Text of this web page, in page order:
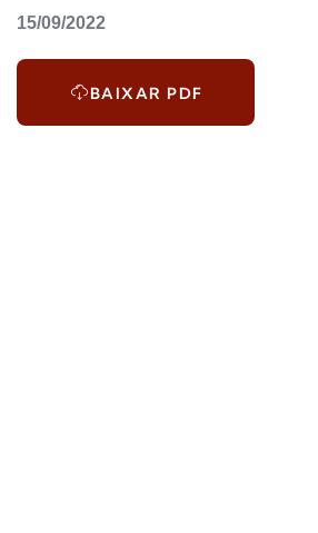
15/09/2022
BAIXAR PDF